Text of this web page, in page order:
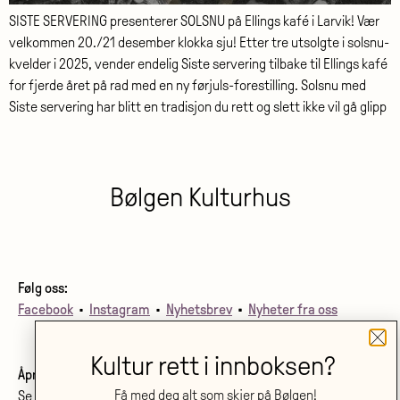
SISTE SERVERING presenterer SOLSNU på Ellings kafé i Larvik! Vær
velkommen 20./21 desember klokka sju! Etter tre utsolgte i solsnu-
kvelder i 2025, vender endelig Siste servering tilbake til Ellings kafé
for fjerde året på rad med en ny førjuls-forestilling. Solsnu med
Siste servering har blitt en tradisjon du rett og slett ikke vil gå glipp
Bølgen Kulturhus
Følg oss:
Facebook • Instagram • Nyhetsbrev• Nyheter fra oss
Åpningstider billettkjøp og telefon:
Se
åpningstider her .
Kultur rett i innboksen?
Få med deg alt som skjer på Bølgen!